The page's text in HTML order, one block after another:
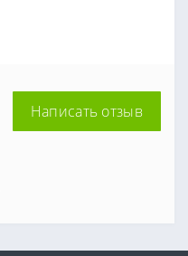
Написать отзыв